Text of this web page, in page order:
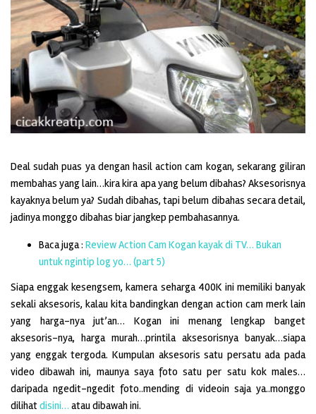
Deal sudah puas ya dengan hasil action cam kogan, sekarang giliran
membahas yang lain…kira kira apa yang belum dibahas? Aksesorisnya
kayaknya belum ya? Sudah dibahas, tapi belum dibahas secara detail,
jadinya monggo dibahas biar jangkep pembahasannya.
Baca juga : Review Action Cam Kogan kayak di TV… Bukan
untuk ngintip log yo… (part 5)
Siapa enggak kesengsem, kamera seharga 400K ini memiliki banyak
sekali aksesoris, kalau kita bandingkan dengan action cam merk lain
yang harga-nya jut’an… Kogan ini menang lengkap banget
aksesoris-nya, harga murah…printila aksesorisnya banyak…siapa
yang enggak tergoda. Kumpulan aksesoris satu persatu ada pada
video dibawah ini, maunya saya foto satu per satu kok males…
daripada ngedit-ngedit foto..mending di videoin saja ya..monggo
dilihatdisini… atau dibawah ini.